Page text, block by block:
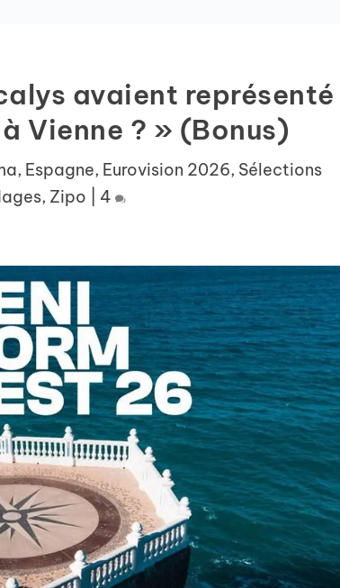
avaient représenté
Vienne ? » (Bonus)
, Espagne, Eurovision 2026, Sélections
, Zipo 4